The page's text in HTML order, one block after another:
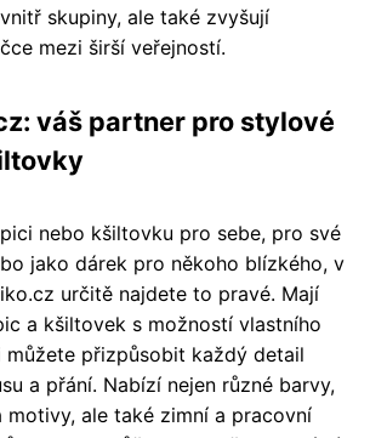
skupiny, ale také zvyšují
mezi širší veřejností.
váš partner pro stylové
nebo kšiltovku pro sebe, pro své
jako dárek pro někoho blízkého, v
určitě najdete to pravé. Mají
a kšiltovek s možností vlastního
můžete přizpůsobit každý detail
a přání. Nabízí nejen různé barvy,
ale také zimní a pracovní